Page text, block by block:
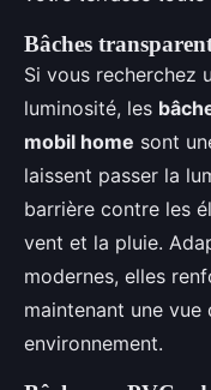
Bâches
Si vous recherchez
luminosité, les
mobil home sont
laissent passer la
barrière contre les
vent et la pluie.
modernes, elles
maintenant une
environnement.